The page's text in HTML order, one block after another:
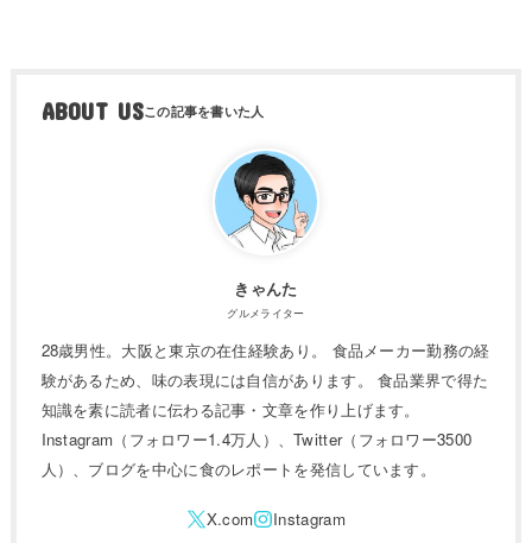
ABOUT US
きゃんた
グルメライター
28歳男性。大阪と東京の在住経験あり。 食品メーカー勤務の経
験があるため、味の表現には自信があります。 食品業界で得た
知識を素に読者に伝わる記事・文章を作り上げます。
Instagram（フォロワー1.4万人）、Twitter（フォロワー3500
人）、ブログを中心に食のレポートを発信しています。